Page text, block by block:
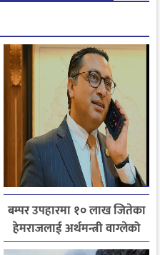
बम्पर उपहारमा १० लाख जितेका
हेमराजलाई अर्थमन्त्री वाग्लेको
फोन, रुपन्देहीकी सपनाले